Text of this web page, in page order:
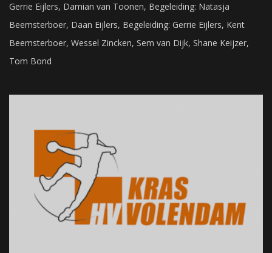
Gerrie Eijlers, Damian van Toonen, Begeleiding: Natasja
Beemsterboer, Daan Eijlers, Begeleiding: Gerrie Eijlers, Kent
Beemsterboer, Wessel Zincken, Sem van Dijk, Shane Keijzer,
Tom Bond